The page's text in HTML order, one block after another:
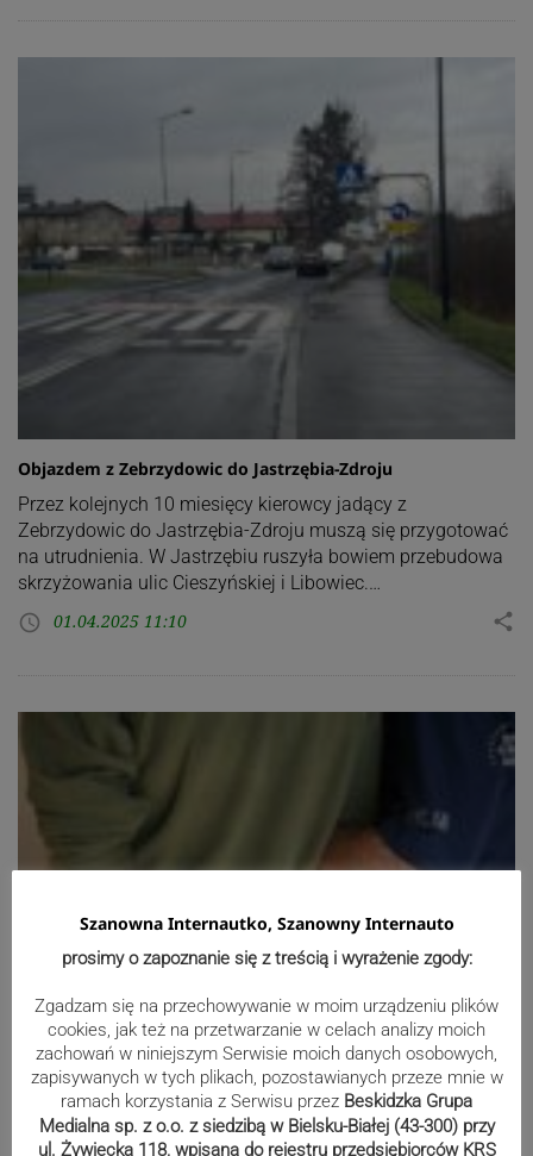
Objazdem z Zebrzydowic do Jastrzębia-Zdroju
Przez kolejnych 10 miesięcy kierowcy jadący z
Zebrzydowic do Jastrzębia-Zdroju muszą się przygotować
na utrudnienia. W Jastrzębiu ruszyła bowiem przebudowa
skrzyżowania ulic Cieszyńskiej i Libowiec.…
access_time 01.04.2025 11:10 share
Cieszyn. Seryjny złodziej wpadł podczas rutynowego patrolu
Szanowna Internautko, Szanowny Internauto
prosimy o zapoznanie się z treścią i wyrażenie zgody:
Zgadzam się na przechowywanie w moim urządzeniu plików
cookies, jak też na przetwarzanie w celach analizy moich
zachowań w niniejszym Serwisie moich danych osobowych,
zapisywanych w tych plikach, pozostawianych przeze mnie w
ramach korzystania z Serwisu przez Beskidzka Grupa
Medialna sp. z o.o. z siedzibą w Bielsku-Białej (43-300) przy
ul. Żywiecka 118, wpisana do rejestru przedsiębiorców KRS